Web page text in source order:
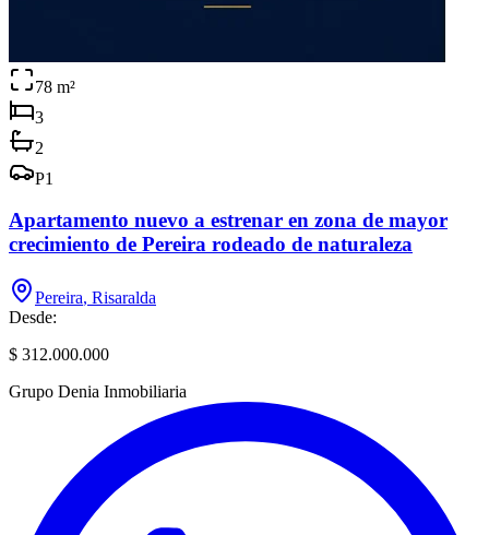
78 m²
3
2
P1
Apartamento nuevo a estrenar en zona de mayor
crecimiento de Pereira rodeado de naturaleza
Pereira, Risaralda
Desde:
$ 312.000.000
Grupo Denia Inmobiliaria